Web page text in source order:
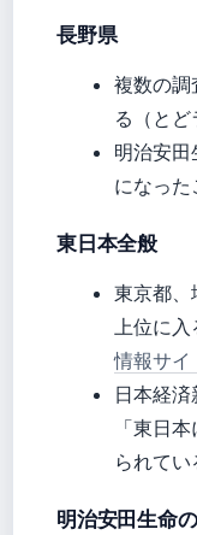
長野県
複数の調
る（とど
明治安田
になった
東日本全般
東京都、
上位に入
情報サイ
日本経
「東日
られてい
明治安田生命